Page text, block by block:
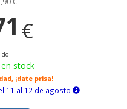
€
stock
¡date prisa!
11 al 12 de agosto